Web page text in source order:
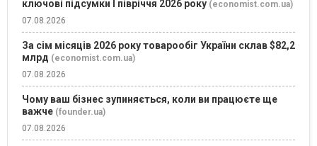
ключові підсумки І півріччя 2026 року (economist.com.ua)
07.08.2026
За сім місяців 2026 року товарообіг України склав $82,2
млрд (economist.com.ua)
07.08.2026
Чому ваш бізнес зупиняється, коли ви працюєте ще
важче (founder.ua)
07.08.2026